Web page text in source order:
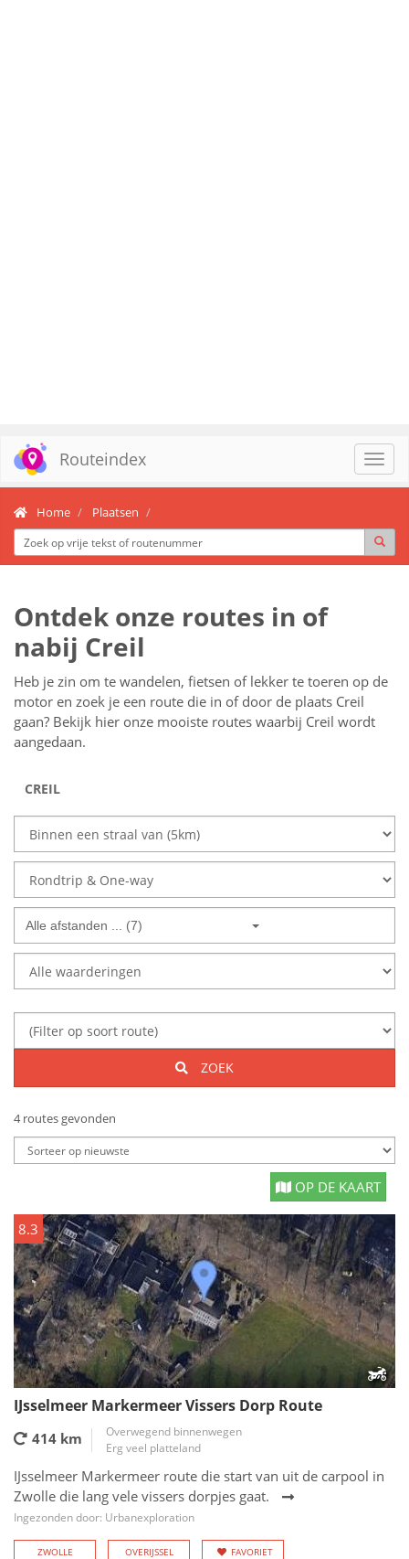
Routeindex
Home Plaatsen
Ontdek onze routes in of
nabij Creil
Heb je zin om te wandelen, fietsen of lekker te toeren op de
motor en zoek je een route die in of door de plaats Creil
gaan? Bekijk hier onze mooiste routes waarbij Creil wordt
aangedaan.
Alle afstanden ... (7)
ZOEK
4 routes gevonden
OP DE KAART
8.3
IJsselmeer Markermeer Vissers Dorp Route
414 km
Overwegend binnenwegen
Erg veel platteland
IJsselmeer Markermeer route die start van uit de carpool in
Zwolle die lang vele vissers dorpjes gaat.
Ingezonden door: Urbanexploration
ZWOLLE OVERIJSSEL FAVORIET